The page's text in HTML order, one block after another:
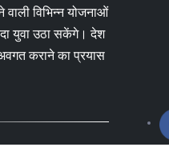
विभिन्न योजनाओं
युवा उठा सकेंगे। देश
कराने का प्रयास